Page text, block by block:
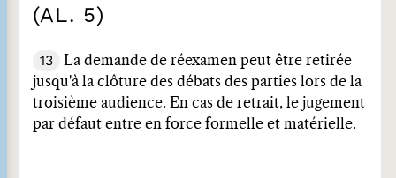
(AL. 5)
13
La demande de réexamen peut être retirée
jusqu'à la clôture des débats des parties lors de la
troisième audience. En cas de retrait, le jugement
par défaut entre en force formelle et matérielle.